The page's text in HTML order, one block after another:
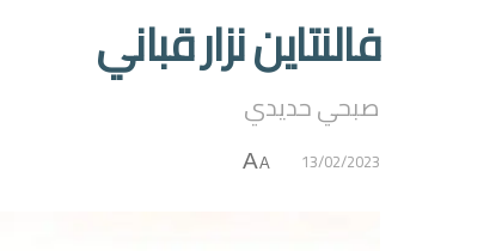
فالنتاين نزار قباني
صبحي حديدي
13/02/2023
A
A